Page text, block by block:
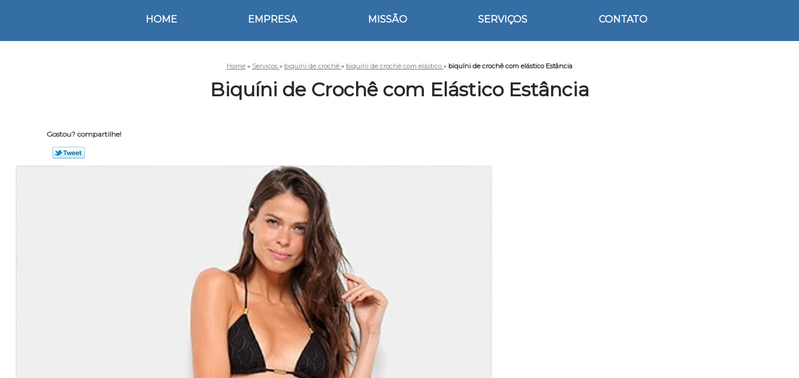
HOME EMPRESA MISSÃO SERVIÇOS CONTATO
Home » Serviços » biquíni de crochê » biquíni de crochê com elástico » biquíni de crochê com elástico Estância
Biquíni de Crochê com Elástico Estância
Gostou? compartilhe!